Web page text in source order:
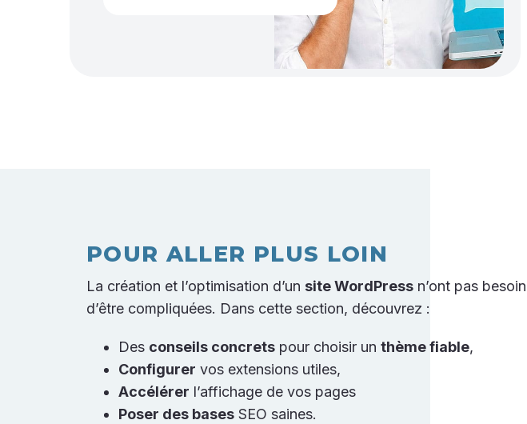
POUR ALLER PLUS LOIN
La création et l’optimisation d’un site WordPress n’ont pas besoin
d’être compliquées. Dans cette section, découvrez :
Des conseils concrets pour choisir un thème fiable,
Configurer vos extensions utiles,
Accélérer l’affichage de vos pages
Poser des bases SEO saines.